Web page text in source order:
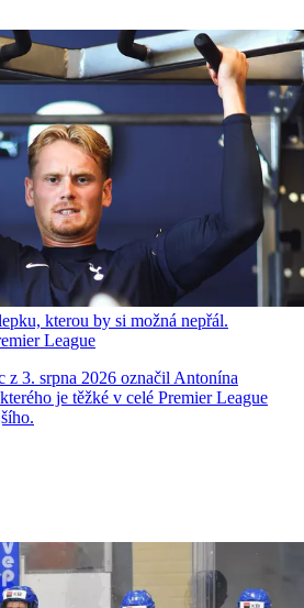
kterou by si možná nepřál.
League
3. srpna 2026 označil Antonína
je těžké v celé Premier League